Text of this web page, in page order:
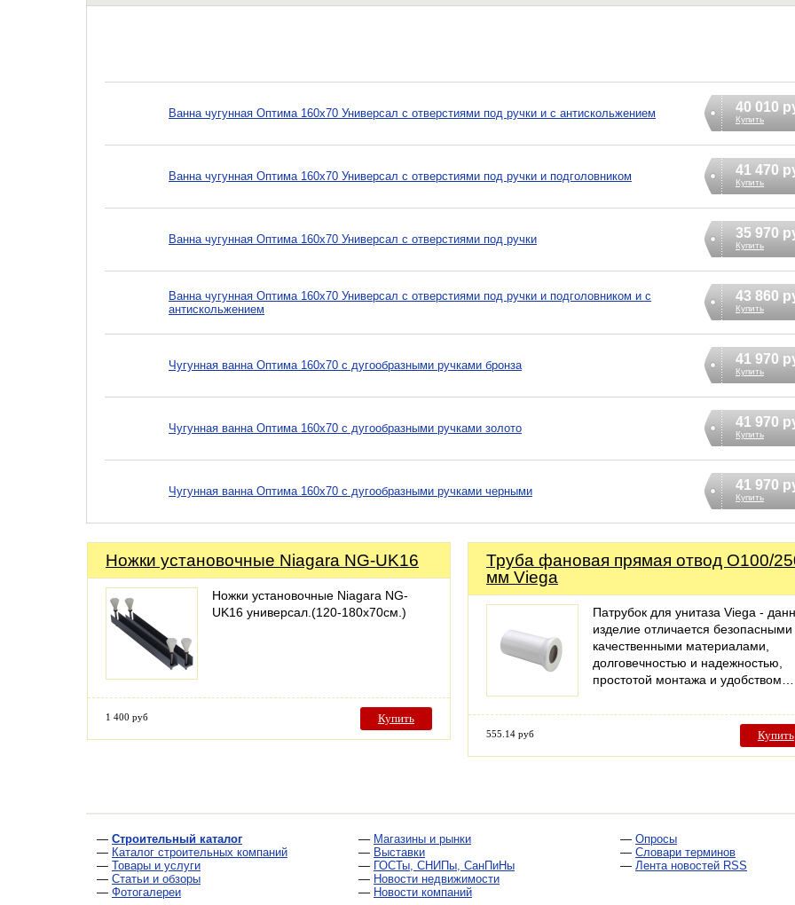
Ванна чугунная Оптима 160х70 Универсал с отверстиями под ручки и с антискольжением 40 010
Купить
Ванна чугунная Оптима 160х70 Универсал с отверстиями под ручки и подголовником 41 470
Купить
Ванна чугунная Оптима 160х70 Универсал с отверстиями под ручки 35 970
Купить
Ванна чугунная Оптима 160х70 Универсал с отверстиями под ручки и подголовником и с
антискольжением
43 860
Купить
Чугунная ванна Оптима 160х70 с дугообразными ручками бронза 41 970
Купить
Чугунная ванна Оптима 160х70 с дугообразными ручками золото 41 970
Купить
Чугунная ванна Оптима 160х70 с дугообразными ручками черными 41 970
Купить
Ножки установочные Niagara NG-UK16
Ножки установочные Niagara NG-
UK16 универсал.(120-180х70см.)
1 400 руб Купить
Труба фановая прямая отвод O100/
мм Viega
Патрубок для унитаза Viega -
изделие отличается безопасными
качественными материалами,
долговечностью и надежностью,
простотой монтажа и удобством…
555.14 руб Купить
— Строительный каталог
— Каталог строительных компаний
— Товары и услуги
— Статьи и обзоры
— Фотогалереи
— Магазины и рынки
— Выставки
— ГОСТы, СНИПы, СанПиНы
— Новости недвижимости
— Новости компаний
— Опросы
— Словари терминов
— Лента новостей RSS